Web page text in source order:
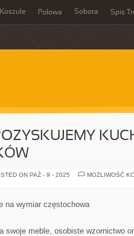
Koszule Połowa Sobota Spis
ON PAŹ - 9 - 2025
MOŻLIWOŚĆ
na wymiar częstochowa
swoje meble, osobiste wzornictwo